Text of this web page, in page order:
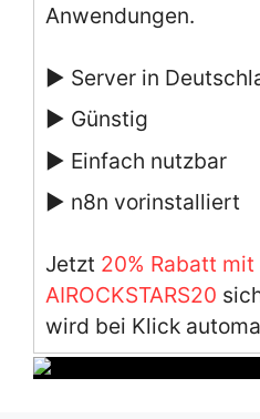
Anwendungen.
▶ Server in
▶ Günstig
▶ Einfach nutzbar
▶ n8n vorinstalliert
Jetzt 20% Rabatt mit
AIROCKSTARS20
wird bei Klick